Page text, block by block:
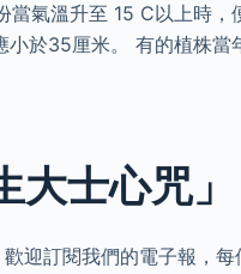
氣溫升至 15 C以上時，
於35厘米。 有的植株當
大士心咒」
迎訂閱我們的電子報，